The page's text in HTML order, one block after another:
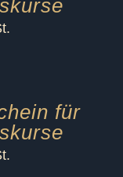
für